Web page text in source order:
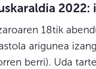
2022:
18tik
arigunea
berri). Uda